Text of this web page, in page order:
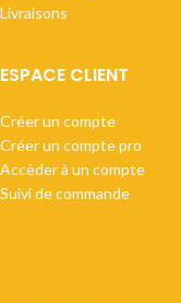
Livraisons
ESPACE CLIENT
Créer un compte
Créer un compte pro
Accèder à un compte
Suivi de commande